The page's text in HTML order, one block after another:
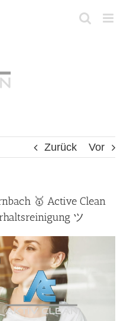
Zurück Vor
🥇 Active Clean
ツ